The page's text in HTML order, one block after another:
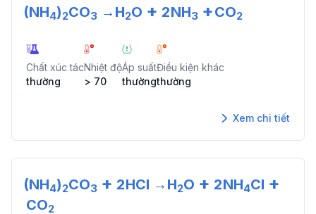
(NH4)2CO3 →H2O + 2NH3 +CO2
Chất xúc tác
thường
Nhiệt độ
> 70
Áp suất
thường
Điều kiện khác
thường
Xem chi tiết
(NH4)2CO3 + 2HCl →H2O + 2NH4Cl +
CO2